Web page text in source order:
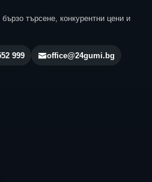
търсене, конкурентни цени и
999 office@24gumi.bg